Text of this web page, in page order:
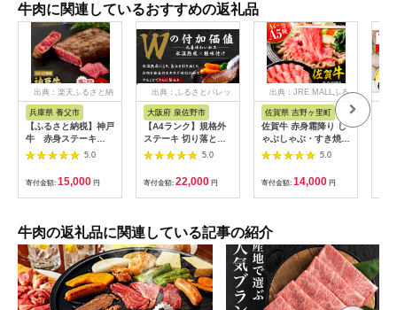
牛肉に関連しているおすすめの返礼品
出典：楽天ふるさと納
兵庫県 養父市
【ふるさと納税】神戸
牛 赤身ステーキ
(200g/300g/400g/55
0g/1200g)_ 神戸牛 神
戸ビーフ 黒毛和牛 ス
テーキ 赤身肉 牛肉 和
牛 ブランド牛 高級肉
プレゼント 焼肉 グル
メ 送料無料 【配送不
可地域：離島】
【G1440980】
5.0
寄付金額: 15,000 円
出典：ふるさとパレッ
大阪府 泉佐野市
【A4ランク】規格外
ステーキ 切り落とし
800g【スピード発送
黒毛和牛 リブロース
サーロイン 訳あり サ
イズ不揃い すてーき
氷温熟成×極味付け】
5.0
寄付金額: 22,000 円
出典：JRE MALLふる
さと納税
佐賀県 吉野ヶ里町
佐賀牛 赤身霜降り し
ゃぶしゃぶ・すき焼き
用 600g 吉野ヶ里町
5.0
寄付金額: 14,000 円
牛肉の返礼品に関連している記事の紹介